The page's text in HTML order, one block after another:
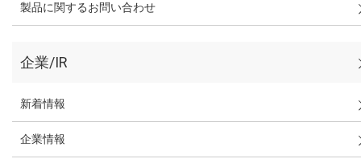
製品に関するお問い合わせ
企業/IR
新着情報
企業情報